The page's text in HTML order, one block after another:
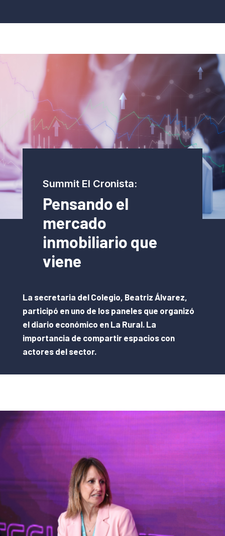
Summit El Cronista:
Pensando el
mercado
inmobiliario que
viene
La secretaria del Colegio, Beatriz Álvarez,
participó en uno de los paneles que organizó
el diario económico en La Rural. La
importancia de compartir espacios con
actores del sector.